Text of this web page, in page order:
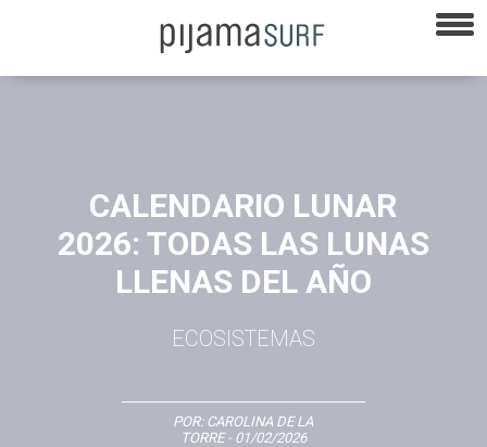
CALENDARIO LUNAR
2026: TODAS LAS LUNAS
LLENAS DEL AÑO
ECOSISTEMAS
POR: CAROLINA DE LA
TORRE- 01/02/2026